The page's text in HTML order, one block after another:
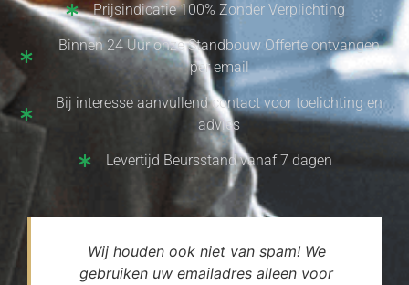
Prijsindicatie 100% Zonder Verplichting
Binnen 24 Uur onze Standbouw Offerte ontvangen
per email
Bij interesse aanvullend contact voor toelichting en
advies
Levertijd Beursstand vanaf 7 dagen
Wij houden ook niet van spam! We
gebruiken uw emailadres alleen voor